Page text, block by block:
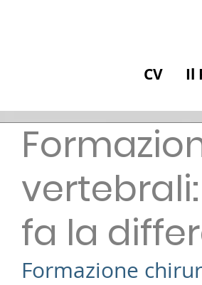
CV Il
fa la
Formazione